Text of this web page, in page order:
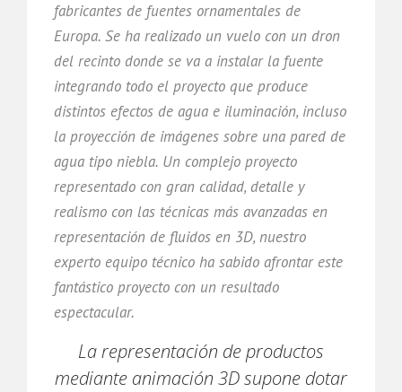
fabricantes de fuentes ornamentales de
Europa. Se ha realizado un vuelo con un dron
del recinto donde se va a instalar la fuente
integrando todo el proyecto que produce
distintos efectos de agua e iluminación, incluso
la proyección de imágenes sobre una pared de
agua tipo niebla. Un complejo proyecto
representado con gran calidad, detalle y
realismo con las técnicas más avanzadas en
representación de fluidos en 3D, nuestro
experto equipo técnico ha sabido afrontar este
fantástico proyecto con un resultado
espectacular.
La representación de productos
mediante animación 3D supone dotar